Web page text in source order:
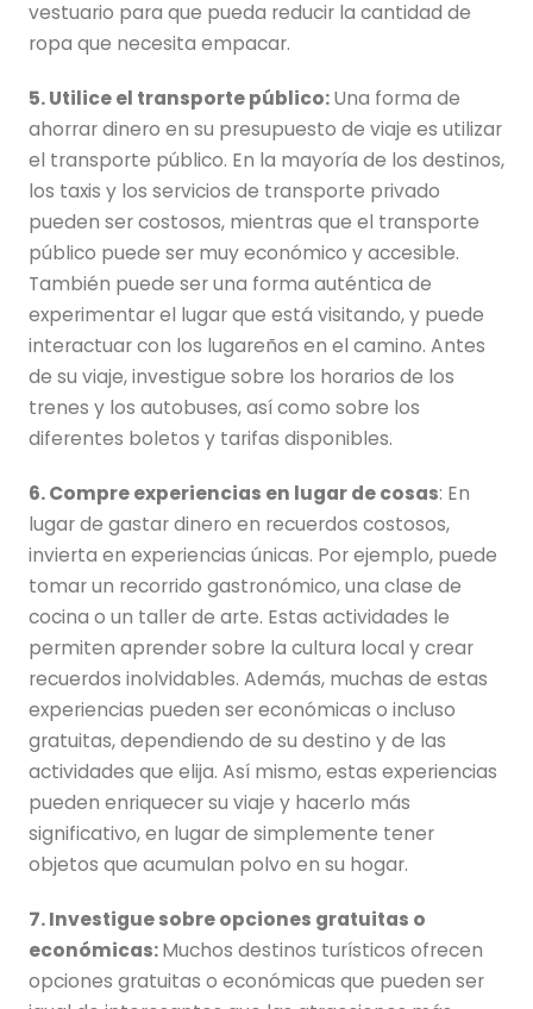
vestuario para que pueda reducir la cantidad de
ropa que necesita empacar.
5. Utilice el transporte público:Una forma de
ahorrar dinero en su presupuesto de viaje es utilizar
el transporte público. En la mayoría de los destinos,
los taxis y los servicios de transporte privado
pueden ser costosos, mientras que el transporte
público puede ser muy económico y accesible.
También puede ser una forma auténtica de
experimentar el lugar que está visitando, y puede
interactuar con los lugareños en el camino. Antes
de su viaje, investigue sobre los horarios de los
trenes y los autobuses, así como sobre los
diferentes boletos y tarifas disponibles.
6. Compre experiencias en lugar de cosas: En
lugar de gastar dinero en recuerdos costosos,
invierta en experiencias únicas. Por ejemplo, puede
tomar un recorrido gastronómico, una clase de
cocina o un taller de arte. Estas actividades le
permiten aprender sobre la cultura local y crear
recuerdos inolvidables. Además, muchas de estas
experiencias pueden ser económicas o incluso
gratuitas, dependiendo de su destino y de las
actividades que elija. Así mismo, estas experiencias
pueden enriquecer su viaje y hacerlo más
significativo, en lugar de simplemente tener
objetos que acumulan polvo en su hogar.
7. Investigue sobre opciones gratuitas o
económicas:Muchos destinos turísticos ofrecen
opciones gratuitas o económicas que pueden ser